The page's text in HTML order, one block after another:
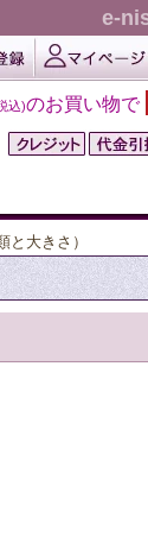
e-
込)のお買い物で
と大きさ）